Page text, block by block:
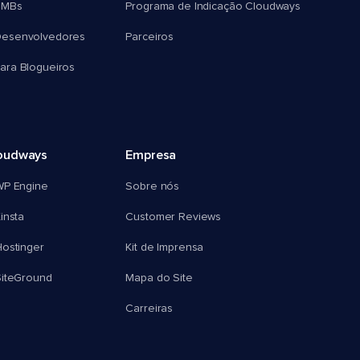
Blogueiros
Programa de Indicação Cloudways
Parceiros
Engine
Empresa
Sobre nós
Customer Reviews
Kit de Imprensa
Mapa do Site
Carreiras